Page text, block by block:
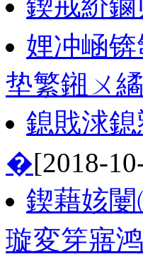
娌冲崡
垫繁鎺ㄨ
鎴戝浗
�[2018-
鍥藉姟
璇変笌寤